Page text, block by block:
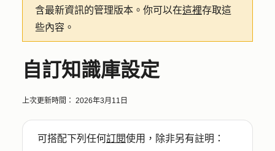
含最新資訊的管理版本。你可以在這裡存取這
些內容。
自訂知識庫設定
上次更新時間： 2026年3月11日
可搭配下列任何訂閱使用，除非另有註明：